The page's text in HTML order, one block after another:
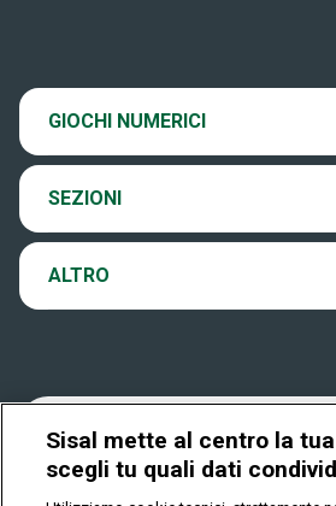
GIOCHI NUMERICI
EuroJackpot
VinciCasa
Play Your Date
SEZIONI
Scopri il gioco
Ultima estrazione
Archivio estrazioni
FAQ
ALTRO
Contatti
Notifiche
Cookies
Sisal mette al centro la
scegli tu quali dati